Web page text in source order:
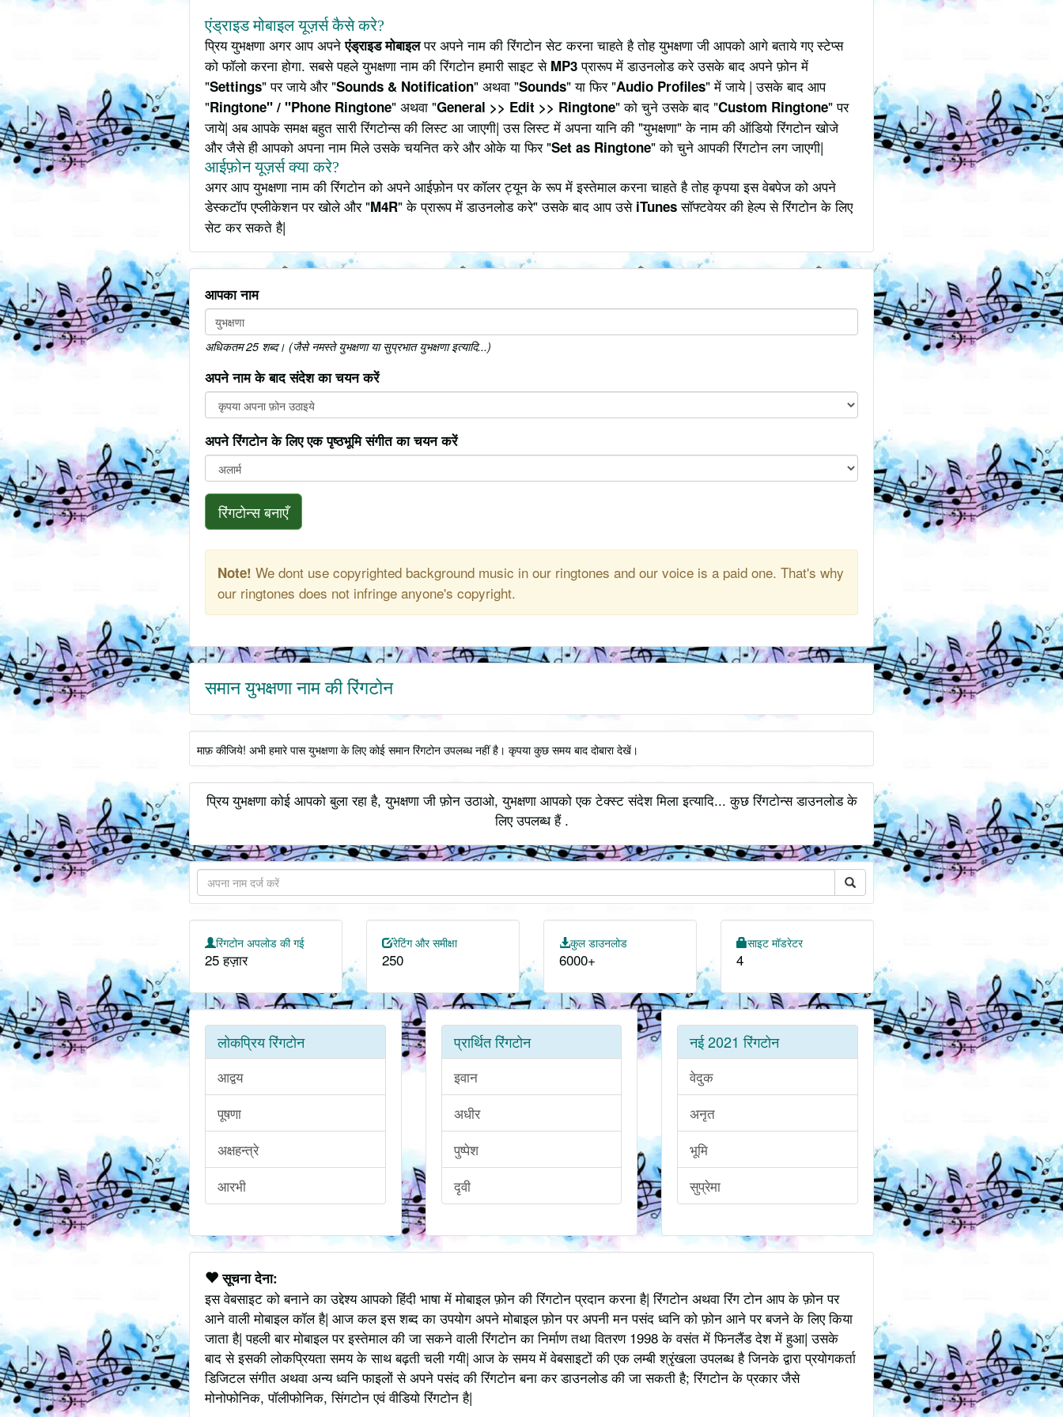
एंड्राइड मोबाइल यूज़र्स कैसे करे?
प्रिय युभक्षणा अगर आप अपनेएंड्राइड मोबाइलपर अपने नाम की रिंगटोन सेट करना चाहते है तोह युभक्षणा जी आपको आगे बताये गए स्टेप्स
को फॉलो करना होगा. सबसे पहले युभक्षणा नाम की रिंगटोन हमारी साइट से MP3प्रारूप में डाउनलोड करे उसके बाद अपने फ़ोन में
"Settings" पर जाये और "Sounds & Notification" अथवा "Sounds" या फिर "Audio Profiles" में जाये | उसके बाद आप
"Ringtone" / "Phone Ringtone" अथवा "General >> Edit >> Ringtone" को चुने उसके बाद "Custom Ringtone" पर
जाये| अब आपके समक्ष बहुत सारी रिंगटोन्स की लिस्ट आ जाएगी| उस लिस्ट में अपना यानि की "युभक्षणा" के नाम की ऑडियो रिंगटोन खोजे
और जैसे ही आपको अपना नाम मिले उसके चयनित करे और ओके या फिर "Set as Ringtone" को चुने आपकी रिंगटोन लग जाएगी|
आईफ़ोन यूज़र्स क्या करे?
अगर आप युभक्षणा नाम की रिंगटोन को अपने आईफ़ोन पर कॉलर ट्यून के रूप में इस्तेमाल करना चाहते है तोह कृपया इस वेबपेज को अपने
डेस्कटॉप एप्लीकेशन पर खोले और "M4R" के प्रारूप में डाउनलोड करे" उसके बाद आप उसे iTunesसॉफ्टवेयर की हेल्प से रिंगटोन के लिए
सेट कर सकते है|
आपका नाम
अधिकतम 25 शब्द। (जैसे नमस्ते युभक्षणा या सुप्रभात युभक्षणा इत्यादि...)
अपने नाम के बाद संदेश का चयन करें
अपने रिंगटोन के लिए एक पृष्ठभूमि संगीत का चयन करें
रिंगटोन्स बनाएँ
Note! We dont use copyrighted background music in our ringtones and our voice is a paid one. That's why
our ringtones does not infringe anyone's copyright.
समान युभक्षणा नाम की रिंगटोन
माफ़ कीजिये! अभी हमारे पास युभक्षणा के लिए कोई समान रिंगटोन उपलब्ध नहीं है। कृपया कुछ समय बाद दोबारा देखें।
प्रिय युभक्षणा कोई आपको बुला रहा है, युभक्षणा जी फ़ोन उठाओ, युभक्षणा आपको एक टेक्स्ट संदेश मिला इत्यादि... कुछ रिंगटोन्स डाउनलोड के
लिए उपलब्ध हैं .
रिंगटोन अपलोड की गई
25 हज़ार
रेटिंग और समीक्षा
250
कुल डाउनलोड
6000+
साइट मॉडरेटर
4
लोकप्रिय रिंगटोन
आद्वय
पूषणा
अक्षहन्त्रे
आरभी
प्रार्थित रिंगटोन
इवान
अधीर
पुष्पेश
दृवी
नई 2021 रिंगटोन
वेदुक
अनृत
भूमि
सुप्रेमा
सूचना देना:
इस वेबसाइट को बनाने का उद्देश्य आपको हिंदी भाषा में मोबाइल फ़ोन की रिंगटोन प्रदान करना है| रिंगटोन अथवा रिंग टोन आप के फ़ोन पर
आने वाली मोबाइल कॉल है| आज कल इस शब्द का उपयोग अपने मोबाइल फ़ोन पर अपनी मन पसंद ध्वनि को फ़ोन आने पर बजने के लिए किया
जाता है| पहली बार मोबाइल पर इस्तेमाल की जा सकने वाली रिंगटोन का निर्माण तथा वितरण 1998 के वसंत में फिनलैंड देश में हुआ| उसके
बाद से इसकी लोकप्रियता समय के साथ बढ़ती चली गयी| आज के समय में वेबसाइटों की एक लम्बी श्रृंखला उपलब्ध है जिनके द्वारा प्रयोगकर्ता
डिजिटल संगीत अथवा अन्य ध्वनि फाइलों से अपने पसंद की रिंगटोन बना कर डाउनलोड की जा सकती है; रिंगटोन के प्रकार जैसे
मोनोफोनिक, पॉलीफोनिक, सिंगटोन एवं वीडियो रिंगटोन है|